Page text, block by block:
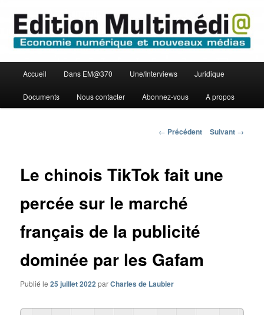
contenu
principalEdition Multimédi@
principal
Accueil Dans EM@370 Une/Interviews Juridique
Documents Nous contacter Abonnez-vous A propos
Navigation
← Précédent Suivant →
Le chinois TikTok fait une
percée sur le marché
français de la publicité
dominée par les Gafam
Publié le25 juillet 2022parCharles de Laubier